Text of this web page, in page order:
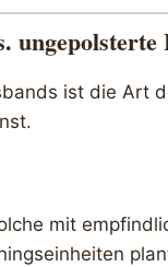
ist die Art
mit